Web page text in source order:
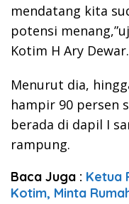
mendatang kita
potensi
Kotim H Ary Dewar.
Menurut dia,
hampir 90 persen
berada di dapil I
rampung.
Baca Juga : Ketua
Kotim, Minta